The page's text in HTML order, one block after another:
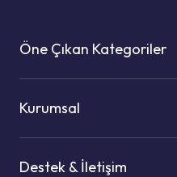
Öne Çıkan Kategoriler
Kurumsal
Destek & İletişim